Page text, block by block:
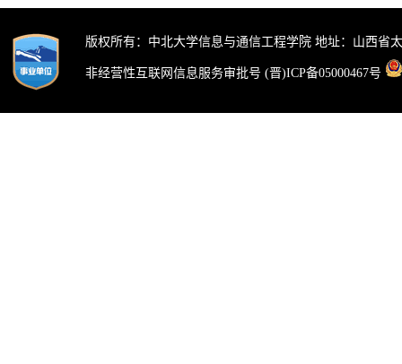
版权所有：中北大学信息与通信工程学院 地址：山西省
非经营性互联网信息服务审批号 (晋)ICP备05000467号